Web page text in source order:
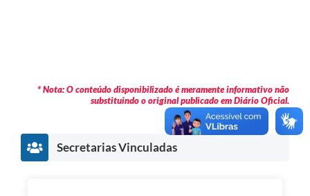
* Nota: O conteúdo disponibilizado é meramente informativo não
substituindo o original publicado em Diário Oficial.
Secretarias Vinculadas